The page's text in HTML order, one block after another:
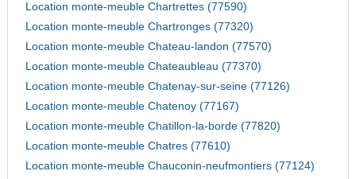
Location monte-meuble Chartrettes (77590)
Location monte-meuble Chartronges (77320)
Location monte-meuble Chateau-landon (77570)
Location monte-meuble Chateaubleau (77370)
Location monte-meuble Chatenay-sur-seine (77126)
Location monte-meuble Chatenoy (77167)
Location monte-meuble Chatillon-la-borde (77820)
Location monte-meuble Chatres (77610)
Location monte-meuble Chauconin-neufmontiers (77124)